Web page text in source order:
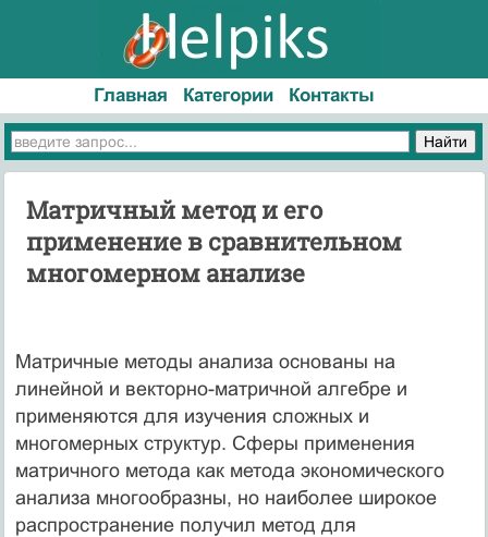
Главная Категории Контакты
Матричный метод и его
применение в сравнительном
многомерном анализе
Матричные методы анализа основаны на
линейной и векторно-матричной алгебре и
применяются для изучения сложных и
многомерных структур. Сферы применения
матричного метода как метода экономического
анализа многообразны, но наиболее широкое
распространение получил метод для